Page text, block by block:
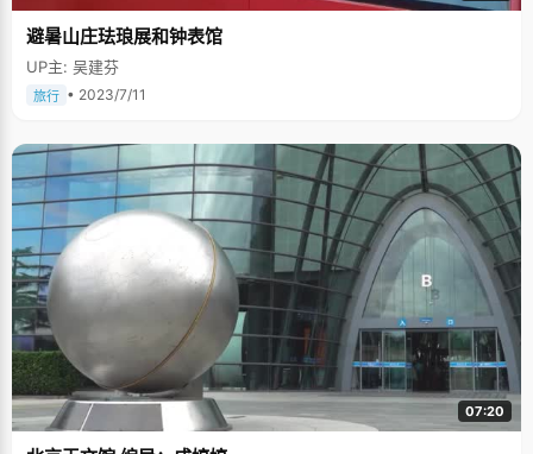
避暑山庄珐琅展和钟表馆
UP主: 吴建芬
旅行 • 2023/7/11
07:20